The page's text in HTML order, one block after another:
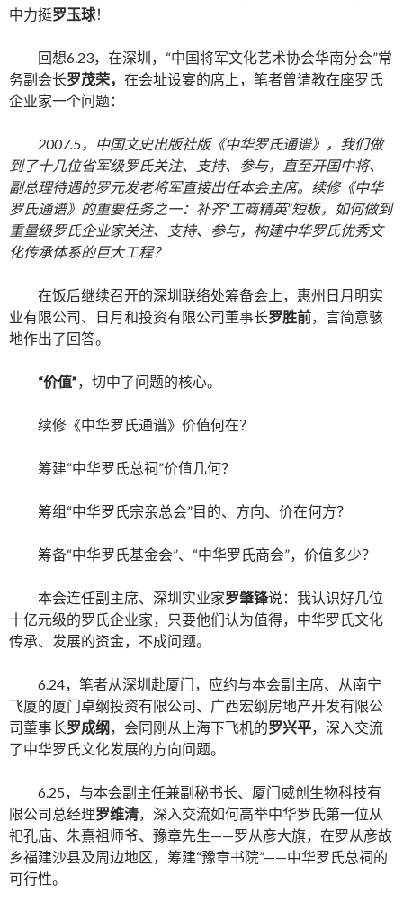
中力挺罗玉球！
回想6.23，在深圳，“中国将军文化艺术协会华南分会”常
务副会长罗茂荣， 在会址设宴的席上，笔者曾请教在座罗氏
企业家一个问题：
2007.5，中国文史出版社版《中华罗氏通谱》，我们做
到了十几位省军级罗氏关注、支持、参与，直至开国中将、
副总理待遇的罗元发老将军直接出任本会主席。续修《中华
罗氏通谱》的重要任务之一：补齐“工商精英”短板，如何做到
重量级罗氏企业家关注、支持、参与， 构建中华罗氏优秀文
化传承体系的巨大工程？
在饭后继续召开的深圳联络处筹备会上，惠州日月明实
业有限公司、日月和投资有限公司董事长罗胜前，言简意骇
地作出了回答。
“价值”，切中了问题的核心。
续修《中华罗氏通谱》价值何在？
筹建“中华罗氏总祠”价值几何？
筹组“中华罗氏宗亲总会”目的、方向、价在何方？
筹备“中华罗氏基金会”、“中华罗氏商会”，价值多少？
本会连任副主席、深圳实业家罗肇锋说：我认识好几位
十亿元级的罗氏企业家，只要他们认为值得，中华罗氏文化
传承、发展的资金，不成问题。
6.24，笔者从深圳赴厦门，应约与本会副主席、从南宁
飞厦的厦门卓纲投资有限公司、广西宏纲房地产开发有限公
司董事长罗成纲，会同刚从上海下飞机的罗兴平，深入交流
了中华罗氏文化发展的方向问题。
6.25，与本会副主任兼副秘书长、厦门威创生物科技有
限公司总经理罗维清，深入交流如何高举中华罗氏第一位从
祀孔庙、朱熹祖师爷、豫章先生——罗从彦大旗，在罗从彦故
乡福建沙县及周边地区，筹建“豫章书院”——中华罗氏总祠的
可行性。